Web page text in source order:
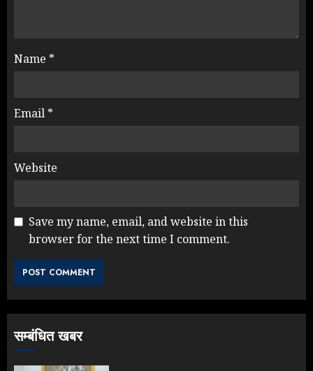
Name *
Email *
Website
Save my name, email, and website in this
browser for the next time I comment.
सम्बंधित खबर
NEET महाघोटाले पर Rahul Gandhi